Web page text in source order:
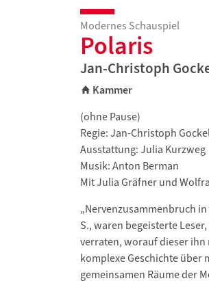
Modernes Schauspiel
Polaris
Jan-Christoph
Kammer
(ohne Pause)
Regie: Jan-Christoph
Ausstattung: Julia Kurzweg
Musik: Anton Berman
Mit Julia Gräfner und
„Nervenzusammenbruch
S., waren begeisterte
verraten, worauf dieser ihn
komplexe Geschichte über
gemeinsamen Räume der